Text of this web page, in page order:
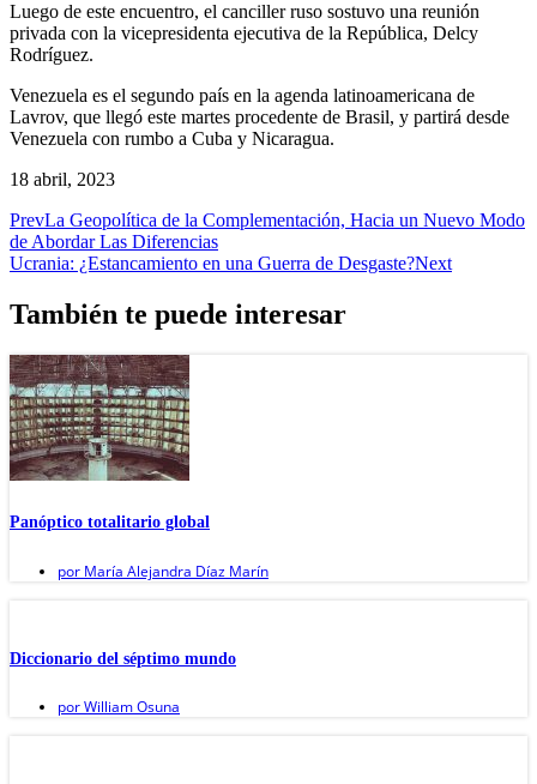
Luego de este encuentro, el canciller ruso sostuvo una reunión
privada con la vicepresidenta ejecutiva de la República, Delcy
Rodríguez.
Venezuela es el segundo país en la agenda latinoamericana de
Lavrov, que llegó este martes procedente de Brasil, y partirá desde
Venezuela con rumbo a Cuba y Nicaragua.
18 abril, 2023
PrevLa Geopolítica de la Complementación, Hacia un Nuevo Modo
de Abordar Las Diferencias
Ucrania: ¿Estancamiento en una Guerra de Desgaste?Next
También te puede interesar
Panóptico totalitario global
por María Alejandra Díaz Marín
Diccionario del séptimo mundo
porWilliam Osuna